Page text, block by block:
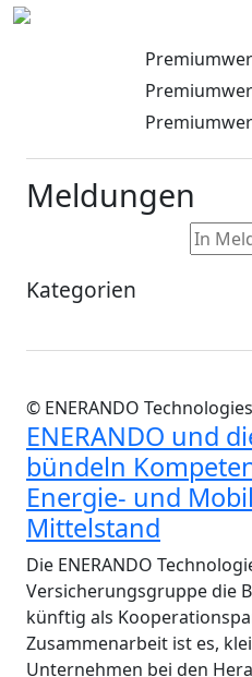
Meldungen
Kategorien
© ENERANDO Technologies
ENERANDO und
bündeln
Energie- und
Mittelstand
Die ENERANDO
Versicherungsgruppe die
künftig als
Zusammenarbeit ist es,
Unternehmen bei den